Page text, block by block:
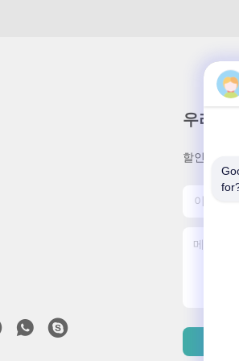
우리 뉴
할인 및 더